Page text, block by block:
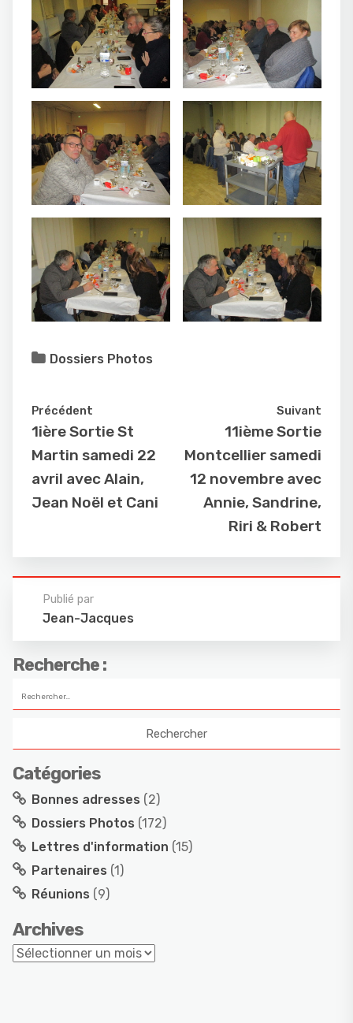
Dossiers Photos
Précédent
1ière Sortie St
Martin samedi 22
avril avec Alain,
Jean Noël et Cani
Suivant
11ième Sortie
Montcellier samedi
12 novembre avec
Annie, Sandrine,
Riri & Robert
Publié par
Jean-Jacques
Recherche :
Catégories
Bonnes adresses (2)
Dossiers Photos (172)
Lettres d'information (15)
Partenaires (1)
Réunions (9)
Archives